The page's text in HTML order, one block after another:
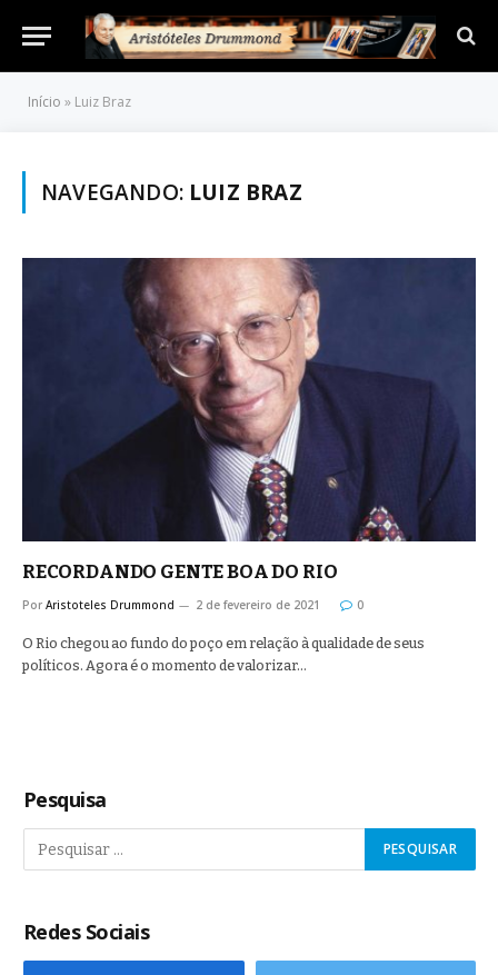
Início » Luiz Braz
NAVEGANDO: LUIZ BRAZ
RECORDANDO GENTE BOA DO RIO
Por Aristoteles Drummond 2 de fevereiro de 2021 0
O Rio chegou ao fundo do poço em relação à qualidade de seus
políticos. Agora é o momento de valorizar…
Pesquisa
Redes Sociais